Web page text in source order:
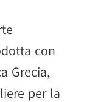
con
Grecia,
per la